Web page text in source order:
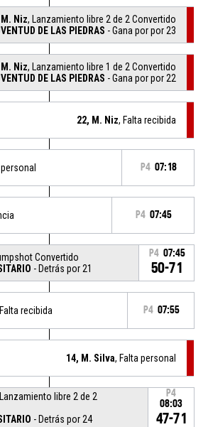
Niz, Lanzamiento libre 2 de 2 Convertido
DE LAS PIEDRAS - Gana por por 23
Niz, Lanzamiento libre 1 de 2 Convertido
DE LAS PIEDRAS - Gana por por 22
22, M. Niz, Falta recibida
P4 07:18
P4 07:45
Convertido
- Detrás por 21
P4 07:45
50-71
recibida P4 07:55
14, M. Silva, Falta personal
libre 2 de 2
- Detrás por 24
P4
08:03
47-71